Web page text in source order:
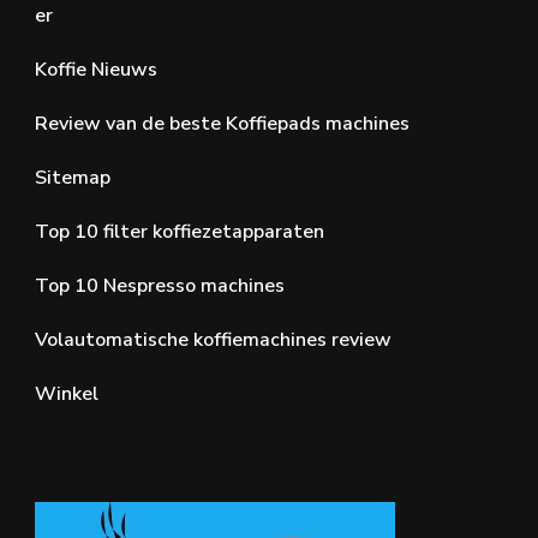
er
Koffie Nieuws
Review van de beste Koffiepads machines
Sitemap
Top 10 filter koffiezetapparaten
Top 10 Nespresso machines
Volautomatische koffiemachines review
Winkel